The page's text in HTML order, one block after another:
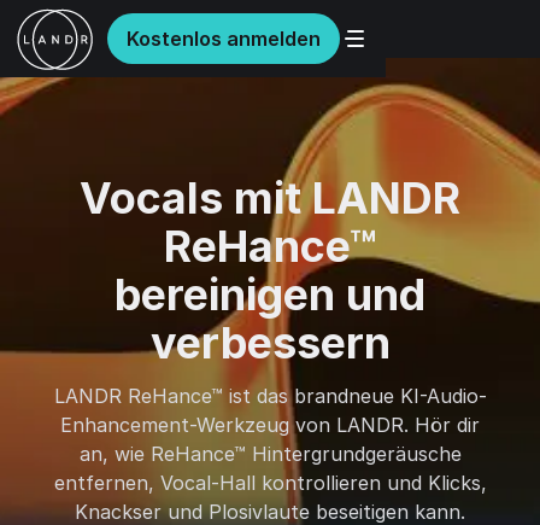
Kostenlos anmelden
Vocals mit LANDR
ReHance™
bereinigen und
verbessern
LANDR ReHance™ ist das brandneue KI-Audio-
Enhancement-Werkzeug von LANDR. Hör dir
an, wie ReHance™ Hintergrundgeräusche
entfernen, Vocal-Hall kontrollieren und Klicks,
Knackser und Plosivlaute beseitigen kann.